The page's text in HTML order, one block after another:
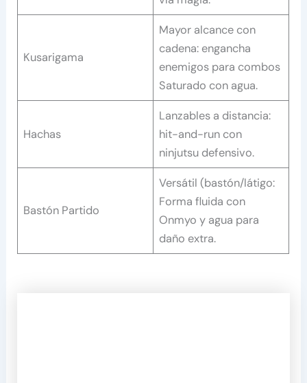
Kusarigama
Mayor alcance con
cadena: engancha
enemigos para combos
Saturado con agua.
Hachas
Lanzables a distancia:
hit-and-run con
ninjutsu defensivo.
Bastón Partido
Versátil (bastón/látigo:
Forma fluida con
Onmyo y agua para
daño extra.